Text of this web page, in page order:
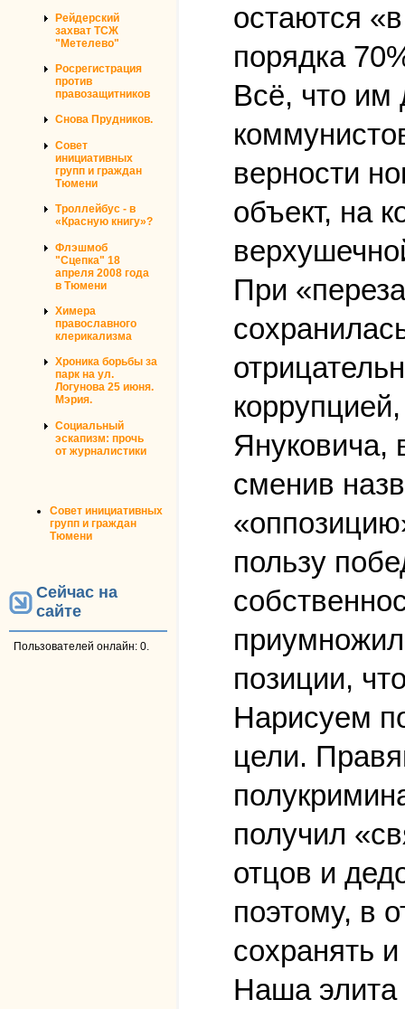
Рейдерский
захват ТСЖ
"Метелево"
Росрегистрация
против
правозащитников
Снова Прудников.
Совет
инициативных
групп и граждан
Тюмени
Троллейбус - в
«Красную книгу»?
Флэшмоб
"Сцепка" 18
апреля 2008 года
в Тюмени
Химера
православного
клерикализма
Хроника борьбы за
парк на ул.
Логунова 25 июня.
Мэрия.
Социальный
эскапизм: прочь
от журналистики
Совет инициативных
групп и граждан
Тюмени
Сейчас на
сайте
Пользователей онлайн: 0.
остаются
порядка
Всё, что им
верности
объект, на
При
Януковича,
сменив
пользу
позиции,
Нарисуем
цели.
получил
отцов и
поэтому, в
сохранять
Наша элита